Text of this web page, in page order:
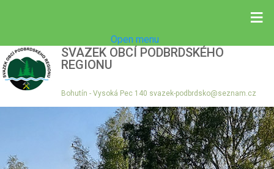
≡
Open menu
SVAZEK OBCÍ PODBRDSKÉHO
REGIONU
Bohutín - Vysoká Pec 140 svazek-podbrdsko@seznam.cz